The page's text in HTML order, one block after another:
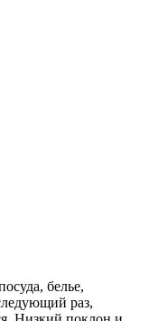
белье,
раз,